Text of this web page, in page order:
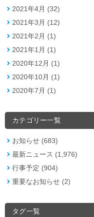
2021年4月 (32)
2021年3月 (12)
2021年2月 (1)
2021年1月 (1)
2020年12月 (1)
2020年10月 (1)
2020年7月 (1)
カテゴリー一覧
お知らせ (683)
最新ニュース (1,976)
行事予定 (904)
重要なお知らせ (2)
タグ一覧